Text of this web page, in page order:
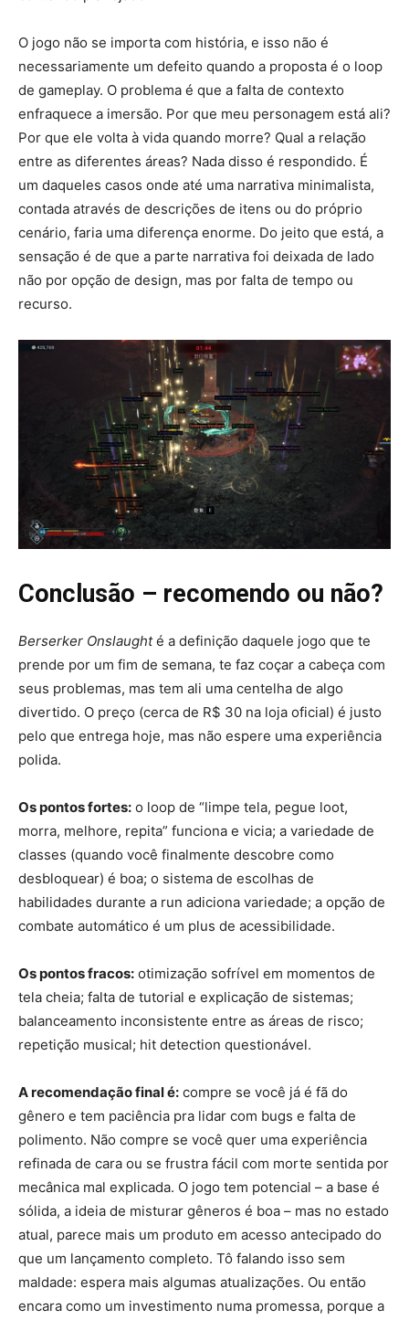
O jogo não se importa com história, e isso não é
necessariamente um defeito quando a proposta é o loop
de gameplay. O problema é que a falta de contexto
enfraquece a imersão. Por que meu personagem está ali?
Por que ele volta à vida quando morre? Qual a relação
entre as diferentes áreas? Nada disso é respondido. É
um daqueles casos onde até uma narrativa minimalista,
contada através de descrições de itens ou do próprio
cenário, faria uma diferença enorme. Do jeito que está, a
sensação é de que a parte narrativa foi deixada de lado
não por opção de design, mas por falta de tempo ou
recurso.
Conclusão – recomendo ou não?
Berserker Onslaughté a definição daquele jogo que te
prende por um fim de semana, te faz coçar a cabeça com
seus problemas, mas tem ali uma centelha de algo
divertido. O preço (cerca de R$ 30 na loja oficial) é justo
pelo que entrega hoje, mas não espere uma experiência
polida.
Os pontos fortes: o loop de “limpe tela, pegue loot,
morra, melhore, repita” funciona e vicia; a variedade de
classes (quando você finalmente descobre como
desbloquear) é boa; o sistema de escolhas de
habilidades durante a run adiciona variedade; a opção de
combate automático é um plus de acessibilidade.
Os pontos fracos: otimização sofrível em momentos de
tela cheia; falta de tutorial e explicação de sistemas;
balanceamento inconsistente entre as áreas de risco;
repetição musical; hit detection questionável.
A recomendação final é: compre se você já é fã do
gênero e tem paciência pra lidar com bugs e falta de
polimento. Não compre se você quer uma experiência
refinada de cara ou se frustra fácil com morte sentida por
mecânica mal explicada. O jogo tem potencial – a base é
sólida, a ideia de misturar gêneros é boa – mas no estado
atual, parece mais um produto em acesso antecipado do
que um lançamento completo. Tô falando isso sem
maldade: espera mais algumas atualizações. Ou então
encara como um investimento numa promessa, porque a